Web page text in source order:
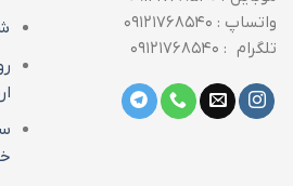
واتساپ : ۰۹۱۲۱۷۶۸۵۴۰
تلگرام : ۰۹۱۲۱۷۶۸۵۴۰